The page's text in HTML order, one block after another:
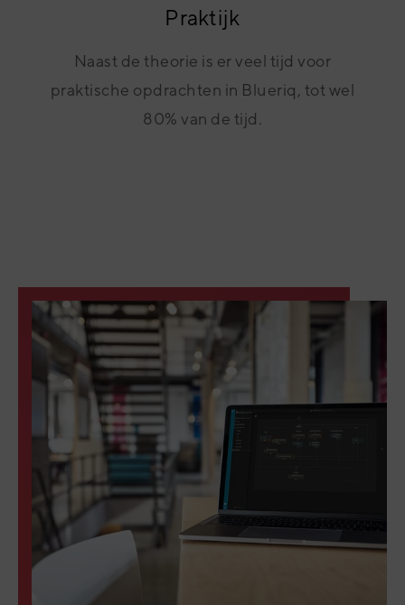
Praktijk
Naast de theorie is er veel tijd voor
praktische opdrachten in Blueriq, tot wel
80% van de tijd.